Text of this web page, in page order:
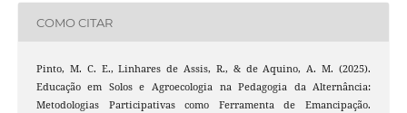
COMO CITAR
Pinto, M. C. E., Linhares de Assis, R., & de Aquino, A. M. (2025).
Educação em Solos e Agroecologia na Pedagogia da Alternância:
Metodologias Participativas como Ferramenta de Emancipação.